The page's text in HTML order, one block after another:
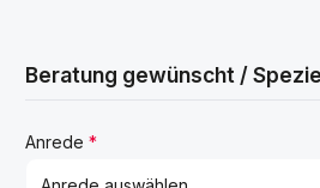
Beratung gewünscht /
Anrede *